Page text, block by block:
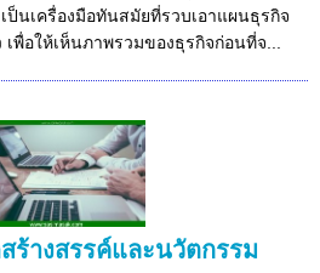
ป็นเครื่องมือทันสมัยที่รวบเอาแผนธุรกิจ
พื่อให้เห็นภาพรวมของธุรกิจก่อนที่จ...
างสรรค์และนวัตกรรม